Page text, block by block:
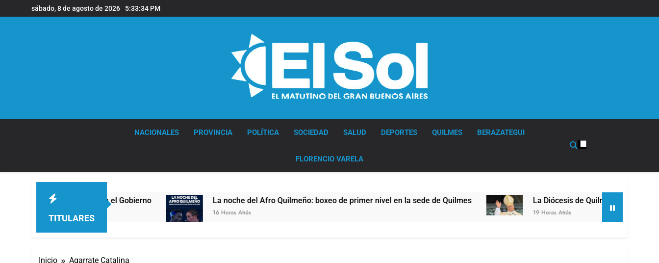
al
sábado, 8 de agosto de 2026 5:33:35 PM
dos
CTA
profundizan
su
plan
de
lucha
con
NACIONALES PROVINCIA POLÍTICA SOCIEDAD SALUD DEPORTES QUILMES BERAZATEGUI
FLORENCIO VARELA
TITULARES
contra el Gobierno La noche del Afro Quilmeño: boxeo de primer nivel en la sede de Quilmes
16 Horas Atrás
La Diócesis de Quilmes celebró la visita del Papa León
19 Horas Atrás
Inicio Agarrate Catalina